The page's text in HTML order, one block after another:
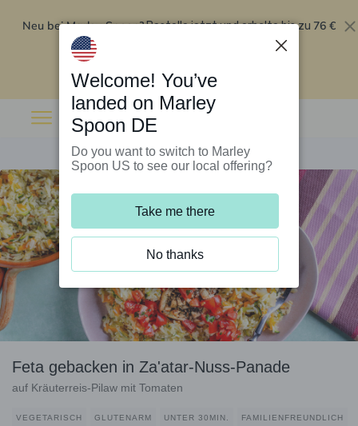
Neu bei Marley Spoon?Bestelle jetzt und erhalte bis zu 76 €
Rabatt auf deine ersten fünf Boxen
Feta gebacken in Za'atar-Nuss-Panade
auf Kräuterreis-Pilaw mit Tomaten
VEGETARISCH GLUTENARM UNTER 30MIN. FAMILIENFREUNDLICH
Welcome! You’ve
landed on Marley
Spoon DE
Do you want to switch to Marley
Spoon US to see our local offering?
Take me there
No thanks